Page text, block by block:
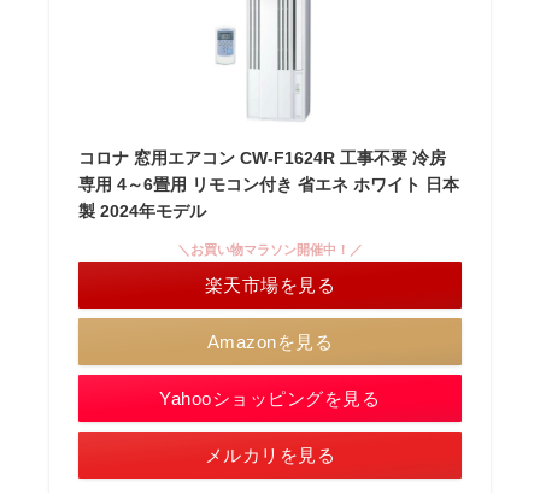
コロナ 窓用エアコン CW-F1624R 工事不要 冷房
専用 4～6畳用 リモコン付き 省エネ ホワイト 日本
製 2024年モデル
Amazonを見る
＼お買い物マラソン開催中！／
楽天市場を見る
Yahooショッピングを見る
メルカリを見る